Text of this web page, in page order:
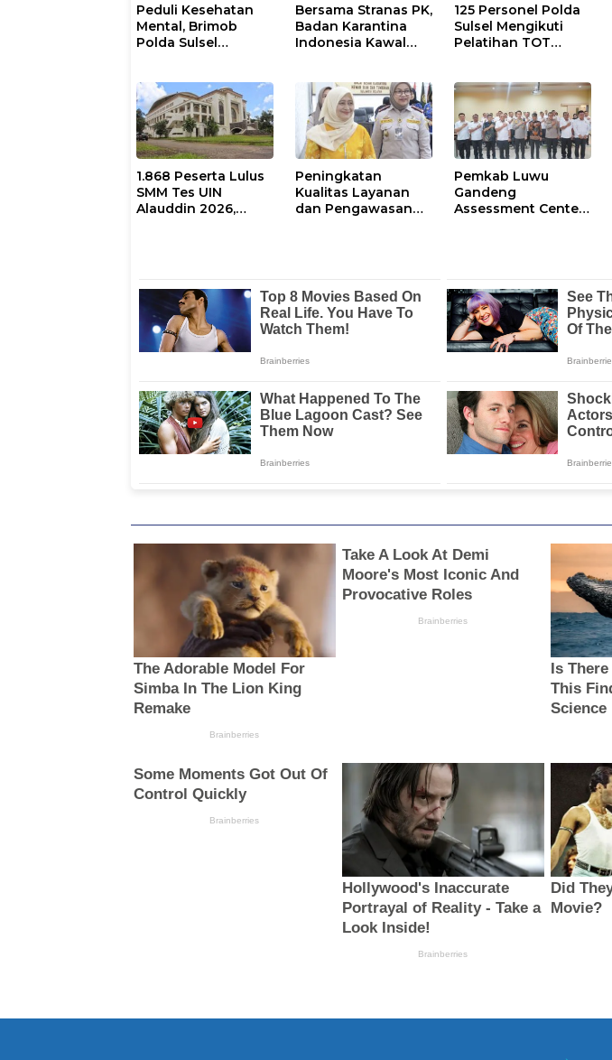
Peduli Kesehatan
Mental, Brimob
Polda Sulsel
Layanan Psikolog
dan Psikiater
Bersama Stranas PK,
Badan Karantina
Indonesia Kawal
125 Personel Polda
Sulsel Mengikuti
Pelatihan TOT
1.868 Peserta Lulus
SMM Tes UIN
Alauddin 2026,
Peningkatan
Kualitas Layanan
dan Pengawasan
Pemkab Luwu
Gandeng
Assessment Center
System